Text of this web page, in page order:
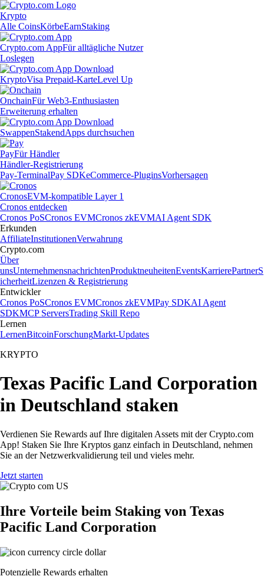
Krypto
Alle CoinsKörbeEarnStaking
Crypto.com AppFür alltägliche Nutzer
Loslegen
KryptoVisa Prepaid-KarteLevel Up
OnchainFür Web3-Enthusiasten
Erweiterung erhalten
SwappenStakendApps durchsuchen
PayFür Händler
Händler-Registrierung
Pay-TerminalPay SDKeCommerce-PluginsVorhersagen
CronosEVM-kompatible Layer 1
Cronos entdecken
Cronos PoSCronos EVMCronos zkEVMAI Agent SDK
Erkunden
AffiliateInstitutionenVerwahrung
Crypto.com
Über
unsUnternehmensnachrichtenProduktneuheitenEventsKarrierePartnerS
icherheitLizenzen & Registrierung
Entwickler
Cronos PoSCronos EVMCronos zkEVMPay SDKAI Agent
SDKMCP ServersTrading Skill Repo
Lernen
LernenBitcoinForschungMarkt-Updates
KRYPTO
Texas Pacific Land Corporation
in Deutschland staken
Verdienen Sie Rewards auf Ihre digitalen Assets mit der Crypto.com
App! Staken Sie Ihre Kryptos ganz einfach in Deutschland, nehmen
Sie an der Netzwerkvalidierung teil und vieles mehr.
Jetzt starten
Ihre Vorteile beim Staking von Texas
Pacific Land Corporation
Potenzielle Rewards erhalten